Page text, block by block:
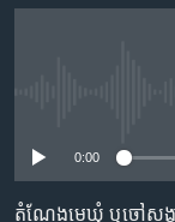
ព័ត៌មាន​​
ទៅ​
ទំព័រ​
វិទ្យុ / ផតខាសថ៍
កម្មវិធីទាំងអស់
0:00
តំណែង​មេ​ឃុំ​ ឬ​ចៅ​សង្ក